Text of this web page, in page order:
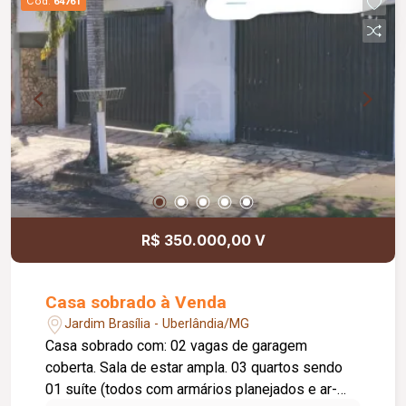
R$ 350.000,00 V
Casa sobrado à Venda
Jardim Brasília - Uberlândia/MG
Casa sobrado com: 02 vagas de garagem
coberta. Sala de estar ampla. 03 quartos sendo
01 suíte (todos com armários planejados e ar-